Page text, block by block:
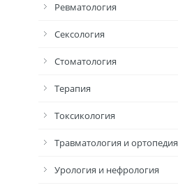
Ревматология
Сексология
Стоматология
Терапия
Токсикология
Травматология и ортопедия
Урология и нефрология